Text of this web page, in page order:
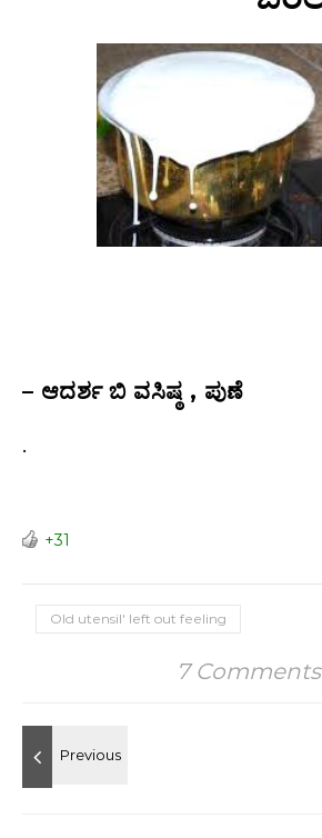
– ಆದರ್ಶ ಬಿ ವಸಿಷ್ಠ , ಪುಣೆ
.
+31
Old utensil' left out feeling
7 Comments